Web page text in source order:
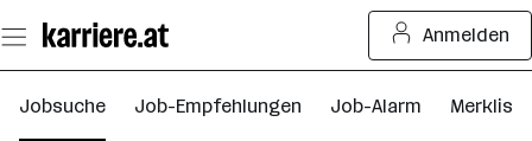
Seiteninhalt
springen
Anmelden
Jobsuche Job-Empfehlungen Job-Alarm Merkliste